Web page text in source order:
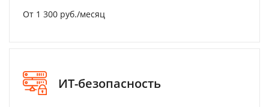
От 1 300 руб./месяц
ИТ-безопасность